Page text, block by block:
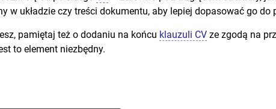
w układzie czy treści dokumentu, aby lepiej dopasować go do
pamiętaj też o dodaniu na końcu klauzuli CV ze zgodą na
to element niezbędny.